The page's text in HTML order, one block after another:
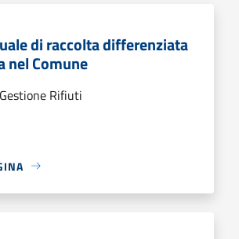
di raccolta differenziata
nel Comune
Rifiuti